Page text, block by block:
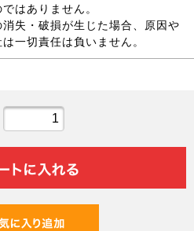
はありません。
失・破損が生じた場合、原因や
一切責任は負いません。